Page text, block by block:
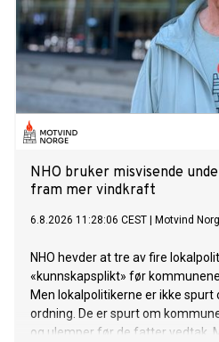
NHO bruker misvisende
fram mer vindkraft
6.8.2026 11:28:06 CEST Motvind
NHO hevder at tre av fire
«kunnskapsplikt» før
Men lokalpolitikerne er ikke spurt
ordning. De er spurt om
og ulemper før de fatter vedtak.